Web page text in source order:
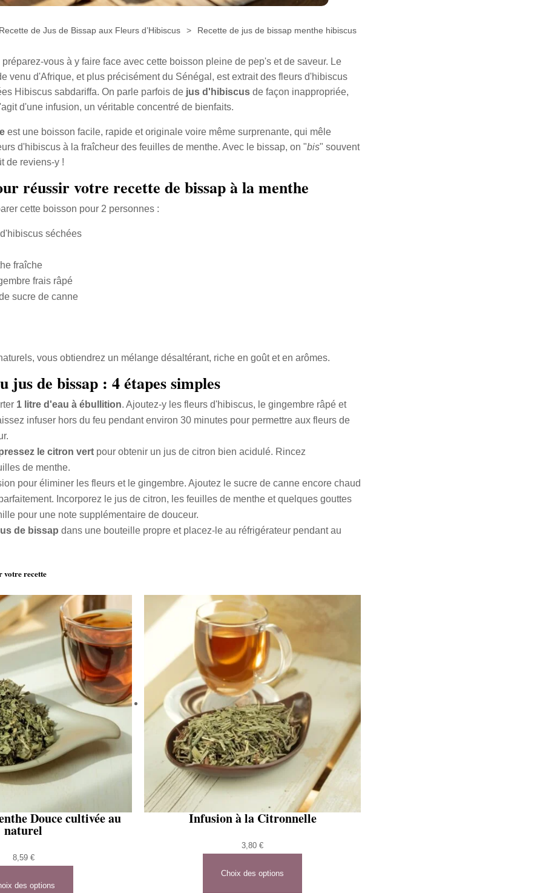
Recette de Jus de Bissap aux Fleurs d’Hibiscus Recette de jus de bissap menthe hibiscus
vous à y faire face avec cette boisson pleine de pep's et de saveur. Le
venu d'Afrique, et plus précisément du Sénégal, est extrait des fleurs d'hibiscus
Hibiscus sabdariffa. On parle parfois de jus d'hibiscusde façon inappropriée,
d'une infusion, un véritable concentré de bienfaits.
est une boisson facile, rapide et originale voire même surprenante, qui mêle
d'hibiscus à la fraîcheur des feuilles de menthe. Avec le bissap, on "bis" souvent
de reviens-y !
réussir votre recette de bissap à la menthe
cette boisson pour 2 personnes :
séchées
fraîche
frais râpé
sucre de canne
vous obtiendrez un mélange désaltérant, riche en goût et en arômes.
jus de bissap : 4 étapes simples
1 litre d'eau à ébullition. Ajoutez-y les fleurs d'hibiscus, le gingembre râpé et
infuser hors du feu pendant environ 30 minutes pour permettre aux fleurs de
le citron vertpour obtenir un jus de citron bien acidulé. Rincez
de menthe.
pour éliminer les fleurs et le gingembre. Ajoutez le sucre de canne encore chaud
Incorporez le jus de citron, les feuilles de menthe et quelques gouttes
pour une note supplémentaire de douceur.
de bissap dans une bouteille propre et placez-le au réfrigérateur pendant au
votre recette
Douce cultivée au
naturel
8,59 €
des options
Infusion à la Citronnelle
3,80€
Choix des options